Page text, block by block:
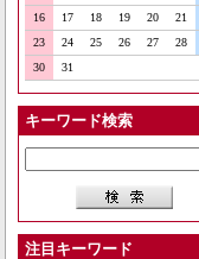
16
17 18 19 20 21
23
24 25 26 27 28
30
31
キーワード検索
注目キーワード